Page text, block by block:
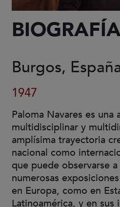
Burgos,
1947
Paloma Navares es una
multidisciplinar y
amplísima trayectoria
nacional como
que puede observarse
numerosas
en Europa, como en
Latinoamérica, y en sus